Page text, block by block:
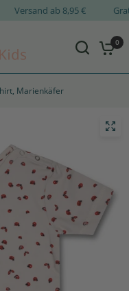
Versand ab 8,95 €
0
Marienkäfer